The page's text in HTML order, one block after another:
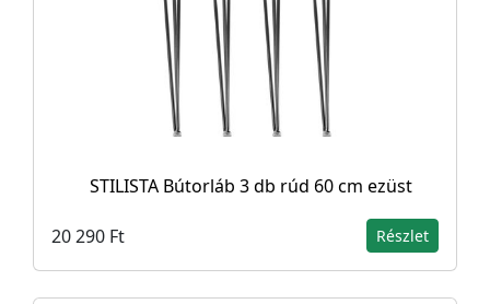
STILISTA Bútorláb 3 db rúd 60 cm ezüst
20 290 Ft Részlet